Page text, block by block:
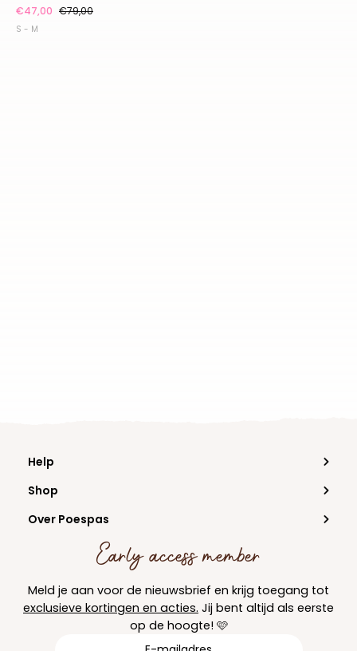
€47,00 €79,00
S - M
Early access member
Meld je aan voor de nieuwsbrief en krijg toegang tot
exclusieve kortingen en acties. Jij bent altijd als eerste
op de hoogte! 🩷
Help
Shop
Over Poespas